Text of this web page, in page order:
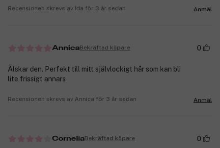
Recensionen skrevs av Ida för 3 år sedan Anmäl
AnnicaBekräftad köpare 0
Älskar den. Perfekt till mitt självlockigt hår som kan bli
lite frissigt annars
Recensionen skrevs av Annica för 3 år sedan Anmäl
CorneliaBekräftad köpare 0